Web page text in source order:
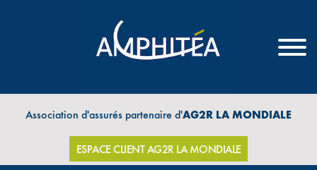
Association d'assurés partenaire d'AG2R LA MONDIALE
ESPACE CLIENT AG2R LA MONDIALE